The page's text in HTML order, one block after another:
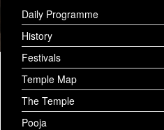
Daily Programme
History
Festivals
Temple Map
The Temple
Pooja
07-OCT-2018
LanguageUndefined